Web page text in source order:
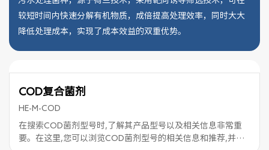
较短时间内快速分解有机物质，成倍提高处理效率，同时大大
降低处理成本，实现了成本效益的双重优势。
COD复合菌剂
HE-M-COD
在搜索COD菌剂型号时,了解其产品型号以及相关信息非常重
要。在这里,您可以浏览COD菌剂型号的相关信息和推荐,并选